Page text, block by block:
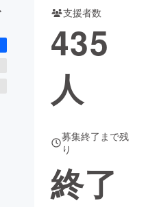
支援者数
435
人
募集終了まで残
り
終了